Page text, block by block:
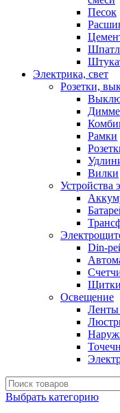
Песок
Электрика, свет
Розетки,
Рамки
Вилки
Устройства
Din-
Освещение
Ленты
Выбрать категорию